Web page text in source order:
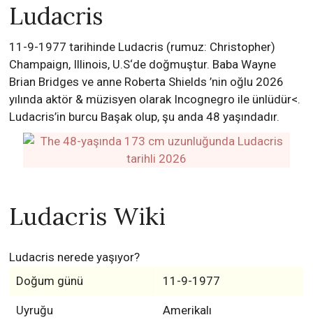
Ludacris
11-9-1977 tarihinde Ludacris (rumuz: Christopher)
Champaign, Illinois, U.S‘de doğmuştur. Baba Wayne
Brian Bridges ve anne Roberta Shields ’nin oğlu 2026
yılında aktör & müzisyen olarak Incognegro ile ünlüdür<.
Ludacris’in burcu Başak olup, şu anda 48 yaşındadır.
Ludacris Wiki
Ludacris nerede yaşıyor?
Doğum günü
11-9-1977
Uyruğu Amerikalı